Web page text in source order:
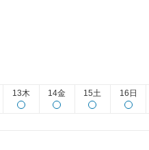
13木 14金 15土 16日